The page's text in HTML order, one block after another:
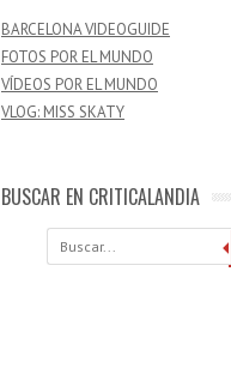
BARCELONA VIDEOGUIDE
FOTOS POR EL MUNDO
VÍDEOS POR EL MUNDO
VLOG: MISS SKATY
BUSCAR EN CRITICALANDIA
Buscar